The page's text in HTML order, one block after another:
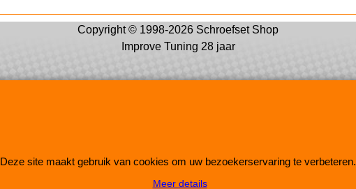
Copyright © 1998-2026 Schroefset Shop
Improve Tuning 28 jaar
Webwinkel gemaakt met
ShopFactory webwinkel
Deze site maakt gebruik van cookies om uw bezoekerservaring te verbeteren.
Meer details